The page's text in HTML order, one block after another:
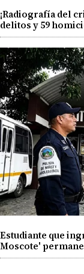
¡Radiografía del
delitos y 59
Estudiante que
Moscote'